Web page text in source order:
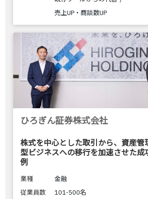
売上UP・商談数UP
ひろぎん証券株式会社
株式を中心とした取引から、資産管
型ビジネスへの移行を加速させた成
例
業種
金融
従業員数
101-500名